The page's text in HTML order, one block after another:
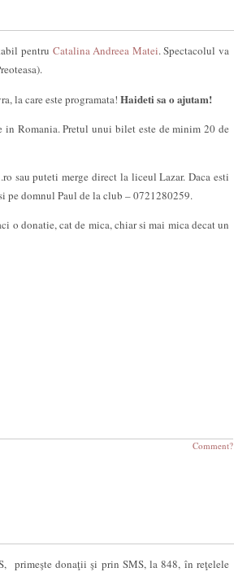
pentru Catalina Andreea Matei. Spectacolul va
la care este programata! Haideti sa o ajutam!
in Romania. Pretul unui bilet este de minim 20 de
sau puteti merge direct la liceul Lazar. Daca esti
pe domnul Paul de la club – 0721280259.
o donatie, cat de mica, chiar si mai mica decat un
Comment?
primeşte donaţii şi prin SMS, la 848, în reţelele